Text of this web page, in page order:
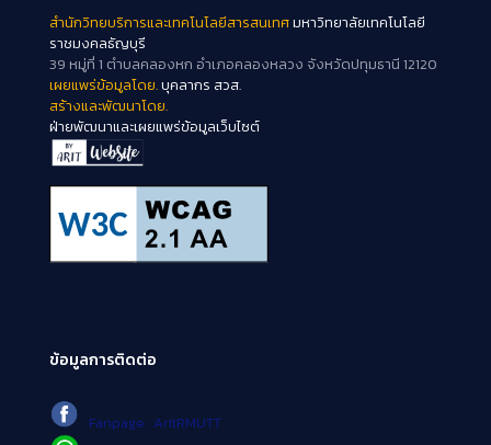
สำนักวิทยบริการและเทคโนโลยีสารสนเทศมหาวิทยาลัยเทคโนโลยี
ราชมงคลธัญบุรี
39 หมู่ที่ 1 ตำบลคลองหก อำเภอคลองหลวง จังหวัดปทุมธานี 12120
เผยแพร่ข้อมูลโดย.บุคลากร สวส.
สร้างและพัฒนาโดย.
ฝ่ายพัฒนาและเผยแพร่ข้อมูลเว็บไซต์
ข้อมูลการติดต่อ
Fanpage : AritRMUTT